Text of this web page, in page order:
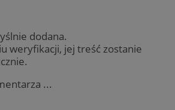
dodana.
weryfikacji, jej treść zostanie
...